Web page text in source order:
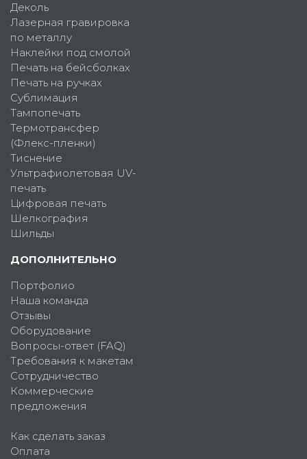
Деколь
Лазерная гравировка
по металлу
Наклейки под смолой
Печать на бейсболках
Печать на ручках
Сублимация
Тампопечать
Термотрансфер
(Флекс-пленки)
Тиснение
Ультрафиолетовая UV-
печать
Цифровая печать
Шелкография
Шильды
ДОПОЛНИТЕЛЬНО
Портфолио
Наша команда
Отзывы
Оборудование
Вопросы-ответ (FAQ)
Требования к макетам
Сотрудничество
Коммерческие
предложения
Как сделать заказ
Оплата